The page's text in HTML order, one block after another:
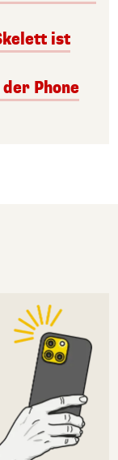
ist
Phone